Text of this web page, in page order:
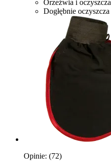
Orzeźwia i oczyszcza
Dogłębnie oczyszcza
Opinie: (72)